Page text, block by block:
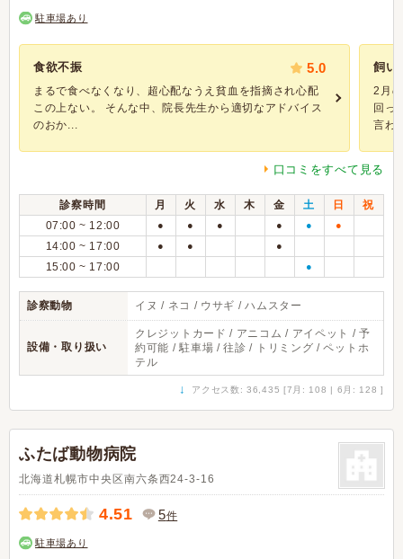
駐車場あり
食欲不振 5.0
まるで食べなくなり、超心配なうえ貧血を指摘され心配
この上ない。 そんな中、院長先生から適切なアドバイス
のおか...
飼い
2月
回っ
言わ
口コミをすべて見る
診察時間 月 火 水 木 金 土 日
祝
07:00 ~ 12:00
● ● ● ● ● ●
14:00 ~ 17:00 ● ● ●
15:00 ~ 17:00 ●
診察動物 イヌ / ネコ / ウサギ / ハムスター
設備・取り扱い
クレジットカード / アニコム / アイペット / 予
約可能 / 駐車場 / 往診 / トリミング / ペットホ
テル
↓ アクセス数: 36,435 [7月: 108 | 6月: 128 ]
ふたば動物病院
北海道札幌市中央区南六条西24-3-16
4.51 5件
駐車場あり